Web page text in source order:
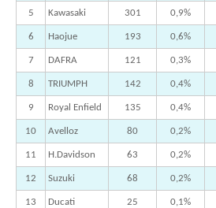
5 Kawasaki 301 0,9%
6 Haojue 193 0,6%
7 DAFRA 121 0,3%
8 TRIUMPH 142 0,4%
9 Royal Enfield 135 0,4%
10 Avelloz 80 0,2%
11 H.Davidson 63 0,2%
12 Suzuki 68 0,2%
13 Ducati 25 0,1%